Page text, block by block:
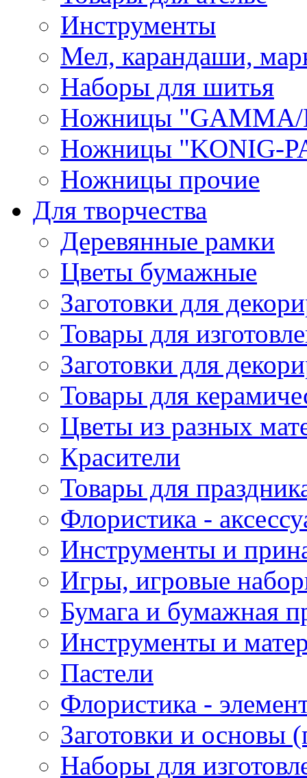
Инструменты
Мел, карандаши,
Наборы для шитья
Ножницы "GAMMA/
Ножницы "KONIG-
Ножницы прочие
Для творчества
Деревянные рамки
Цветы бумажные
Заготовки для
Товары для
Заготовки для
Товары для
Цветы из разных
Красители
Товары для
Флористика -
Инструменты и
Игры, игровые
Бумага и бумажная
Инструменты и
Пастели
Флористика -
Заготовки и основы
Наборы для